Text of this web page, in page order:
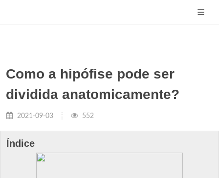
Como a hipófise pode ser
dividida anatomicamente?
2021-09-03 552
Índice